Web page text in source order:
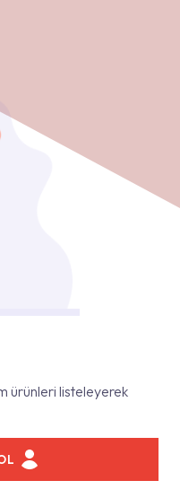
ürünleri listeleyerek